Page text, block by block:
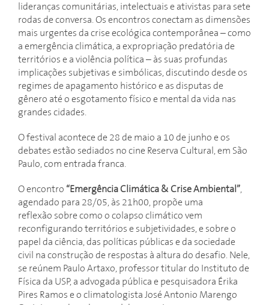
lideranças comunitárias, intelectuais e ativistas para sete
rodas de conversa. Os encontros conectam as dimensões
mais urgentes da crise ecológica contemporânea – como
a emergência climática, a expropriação predatória de
territórios e a violência política – às suas profundas
implicações subjetivas e simbólicas, discutindo desde os
regimes de apagamento histórico e as disputas de
gênero até o esgotamento físico e mental da vida nas
grandes cidades.
O festival acontece de 28 de maio a 10 de junho e os
debates estão sediados no cine Reserva Cultural, em São
Paulo, com entrada franca.
O encontro “Emergência Climática & Crise Ambiental”,
agendado para 28/05, às 21h00, propõe uma
reflexão sobre como o colapso climático vem
reconfigurando territórios e subjetividades, e sobre o
papel da ciência, das políticas públicas e da sociedade
civil na construção de respostas à altura do desafio. Nele,
se reúnem Paulo Artaxo, professor titular do Instituto de
Física da USP, a advogada pública e pesquisadora Érika
Pires Ramos e o climatologista José Antonio Marengo